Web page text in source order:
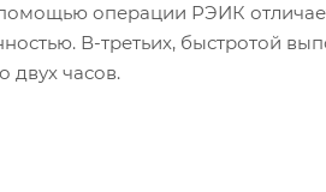
операции РЭИК
В-третьих, быстротой
двух часов.